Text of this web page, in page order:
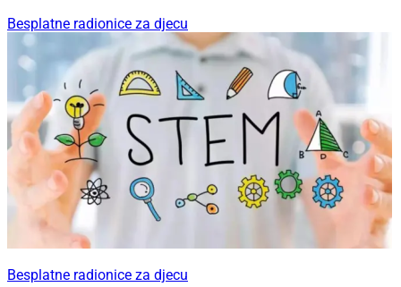
Besplatne radionice za djecu
Besplatne radionice za djecu